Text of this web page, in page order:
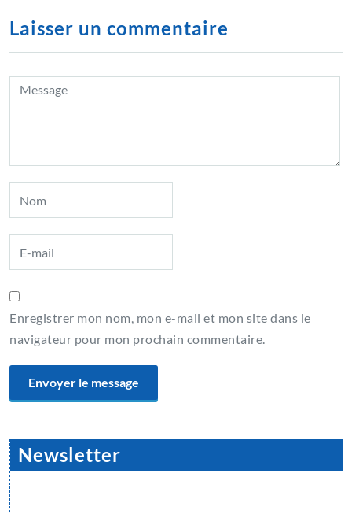
Laisser un commentaire
Enregistrer mon nom, mon e-mail et mon site dans le
navigateur pour mon prochain commentaire.
Newsletter